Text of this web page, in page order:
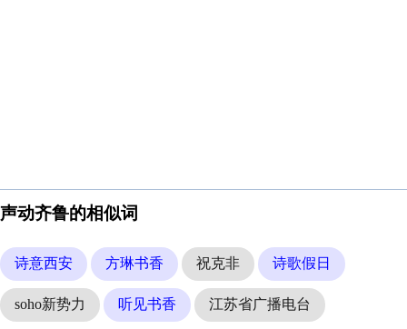
声动齐鲁的相似词
诗意西安 方琳书香 祝克非 诗歌假日
soho新势力 听见书香 江苏省广播电台